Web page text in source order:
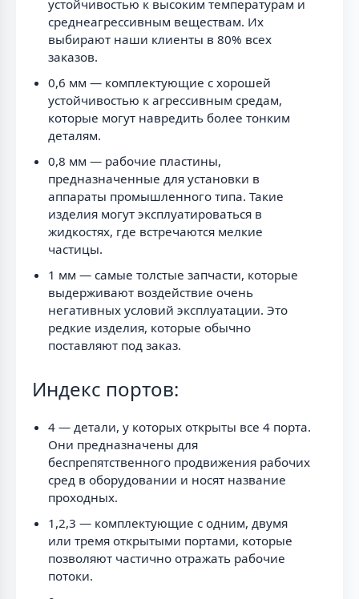
устойчивостью к высоким температурам и
среднеагрессивным веществам. Их
выбирают наши клиенты в 80% всех
заказов.
0,6 мм — комплектующие с хорошей
устойчивостью к агрессивным средам,
которые могут навредить более тонким
деталям.
0,8 мм — рабочие пластины,
предназначенные для установки в
аппараты промышленного типа. Такие
изделия могут эксплуатироваться в
жидкостях, где встречаются мелкие
частицы.
1 мм — самые толстые запчасти, которые
выдерживают воздействие очень
негативных условий эксплуатации. Это
редкие изделия, которые обычно
поставляют под заказ.
Индекс портов:
4 — детали, у которых открыты все 4 порта.
Они предназначены для
беспрепятственного продвижения рабочих
сред в оборудовании и носят название
проходных.
1,2,3 — комплектующие с одним, двумя
или тремя открытыми портами, которые
позволяют частично отражать рабочие
потоки.